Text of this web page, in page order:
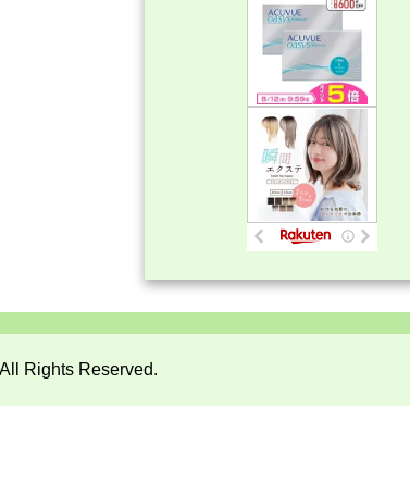
Rights Reserved.